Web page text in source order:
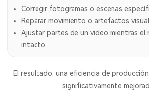
Corregir fotogramas o escenas
Reparar movimiento o artefactos
Ajustar partes de un video mientras el
intacto
El resultado: una eficiencia de
significativamente